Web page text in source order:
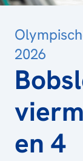
2026
en 4